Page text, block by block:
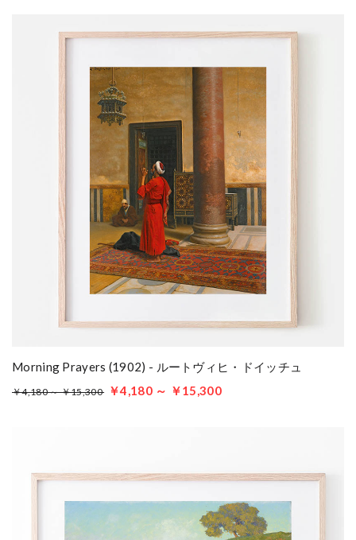
Morning Prayers (1902) - ルートヴィヒ・ドイッチュ
￥4,180 ～ ￥15,300 ￥4,180 ～ ￥15,300